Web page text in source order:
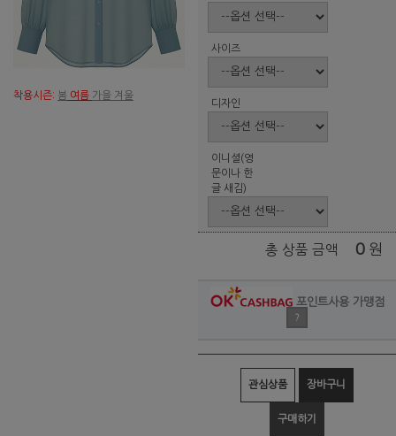
착용시즌: 봄 여름 가을 겨울
사이즈
디자인
이니셜(영
문이나 한
글 새김)
총 상품 금액 0 원
포인트사용 가맹점
?
관심상품 장바구니
구매하기